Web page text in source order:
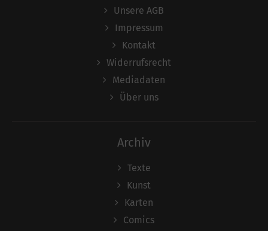
Unsere AGB
Impressum
Kontakt
Widerrufsrecht
Mediadaten
Über uns
Archiv
Texte
Kunst
Karten
Comics